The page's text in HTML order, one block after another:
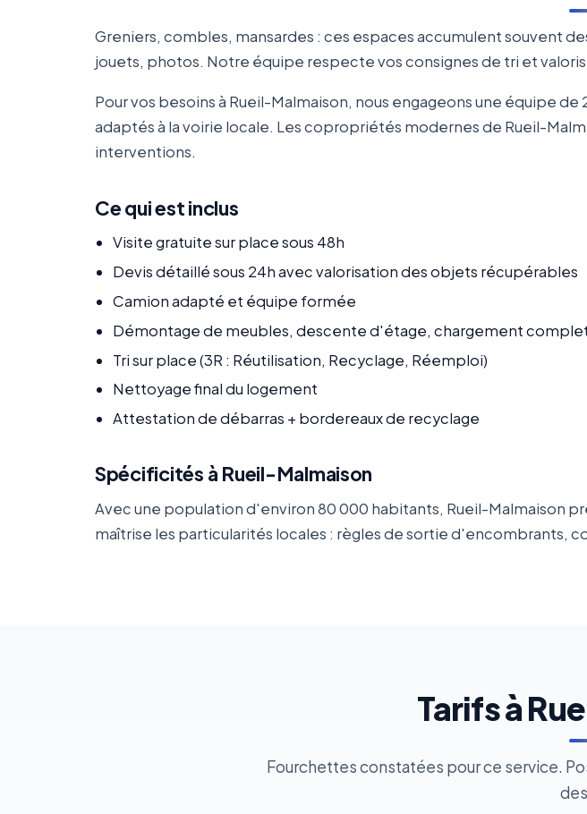
Greniers, combles, mansardes : ces espaces accumulent souvent
jouets, photos. Notre équipe respecte vos consignes de tri et
Pour vos besoins à Rueil-Malmaison, nous engageons une équipe
adaptés à la voirie locale. Les copropriétés modernes de Rueil-
interventions.
Ce qui est inclus
Visite gratuite sur place sous 48h
Devis détaillé sous 24h avec valorisation des objets récupérables
Camion adapté et équipe formée
Démontage de meubles, descente d'étage, chargement
Tri sur place (3R : Réutilisation, Recyclage, Réemploi)
Nettoyage final du logement
Attestation de débarras + bordereaux de recyclage
Spécificités à Rueil-Malmaison
Avec une population d'environ 80 000 habitants, Rueil-Malmaison
maîtrise les particularités locales : règles de sortie
Tarifs à
Fourchettes constatées pour ce service.